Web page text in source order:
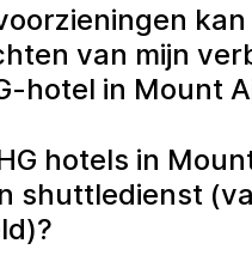
kan
van mijn
hotel in Mount
hotels in
shuttledienst